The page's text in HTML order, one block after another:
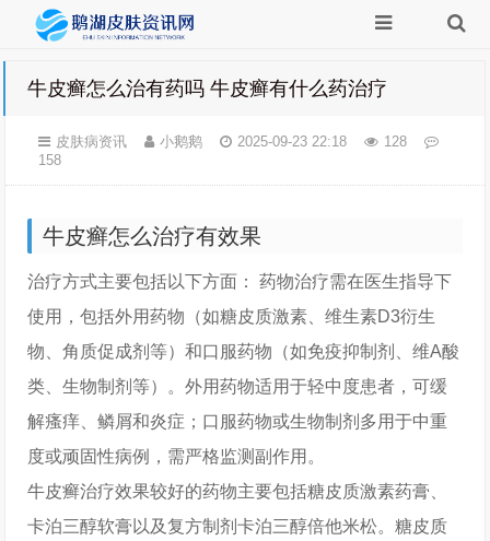
牛皮癣怎么治有药吗 牛皮癣有什么药治疗
皮肤病资讯 小鹅鹅 2025-09-23 22:18
128
158
牛皮癣怎么治疗有效果
治疗方式主要包括以下方面： 药物治疗需在医生指导下
使用，包括外用药物（如糖皮质激素、维生素D3衍生
物、角质促成剂等）和口服药物（如免疫抑制剂、维A酸
类、生物制剂等）。外用药物适用于轻中度患者，可缓
解瘙痒、鳞屑和炎症；口服药物或生物制剂多用于中重
度或顽固性病例，需严格监测副作用。
牛皮癣治疗效果较好的药物主要包括糖皮质激素药膏、
卡泊三醇软膏以及复方制剂卡泊三醇倍他米松。糖皮质